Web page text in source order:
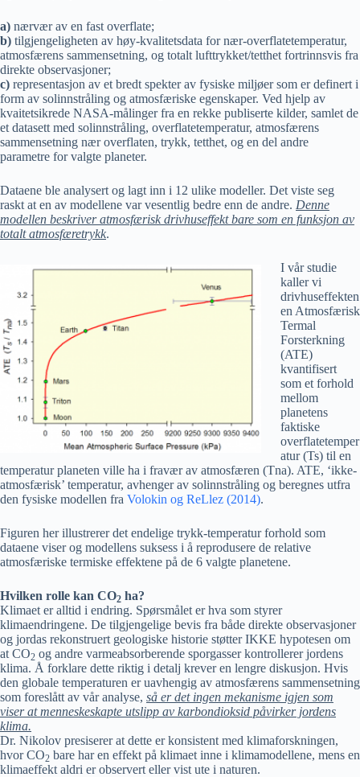
a) nærvær av en fast overflate;
b) tilgjengeligheten av høy-kvalitetsdata for nær-overflatetemperatur,
atmosfærens sammensetning, og totalt lufttrykket/tetthet fortrinnsvis fra
direkte observasjoner;
c) representasjon av et bredt spekter av fysiske miljøer som er definert i
form av solinnstråling og atmosfæriske egenskaper. Ved hjelp av
kvaitetsikrede NASA-målinger fra en rekke publiserte kilder, samlet de
et datasett med solinnstråling, overflatetemperatur, atmosfærens
sammensetning nær overflaten, trykk, tetthet, og en del andre
parametre for valgte planeter.
Dataene ble analysert og lagt inn i 12 ulike modeller. Det viste seg
raskt at en av modellene var vesentlig bedre enn de andre. Denne
modellen beskriver atmosfærisk drivhuseffekt bare som en funksjon av
totalt atmosfæretrykk.
I vår studie
kaller vi
drivhuseffekten
en Atmosfærisk
Termal
Forsterkning
(ATE)
kvantifisert
som et forhold
mellom
planetens
faktiske
overflatetemper
atur (Ts) til en
temperatur planeten ville ha i fravær av atmosfæren (Tna). ATE, ‘ikke-
atmosfærisk’ temperatur, avhenger av solinnstråling og beregnes utfra
den fysiske modellen fra Volokin og ReLlez (2014).
Figuren her illustrerer det endelige trykk-temperatur forhold som
dataene viser og modellens suksess i å reprodusere de relative
atmosfæriske termiske effektene på de 6 valgte planetene.
Hvilken rolle kan CO2 ha?
Klimaet er alltid i endring. Spørsmålet er hva som styrer
klimaendringene. De tilgjengelige bevis fra både direkte observasjoner
og jordas rekonstruert geologiske historie støtter IKKE hypotesen om
at CO2 og andre varmeabsorberende sporgasser kontrollerer jordens
klima. Å forklare dette riktig i detalj krever en lengre diskusjon. Hvis
den globale temperaturen er uavhengig av atmosfærens sammensetning
som foreslått av vår analyse, så er det ingen mekanisme igjen som
viser at menneskeskapte utslipp av karbondioksid påvirker jordens
klima.
Dr. Nikolov presiserer at dette er konsistent med klimaforskningen,
hvor CO2 bare har en effekt på klimaet inne i klimamodellene, mens en
klimaeffekt aldri er observert eller vist ute i naturen.